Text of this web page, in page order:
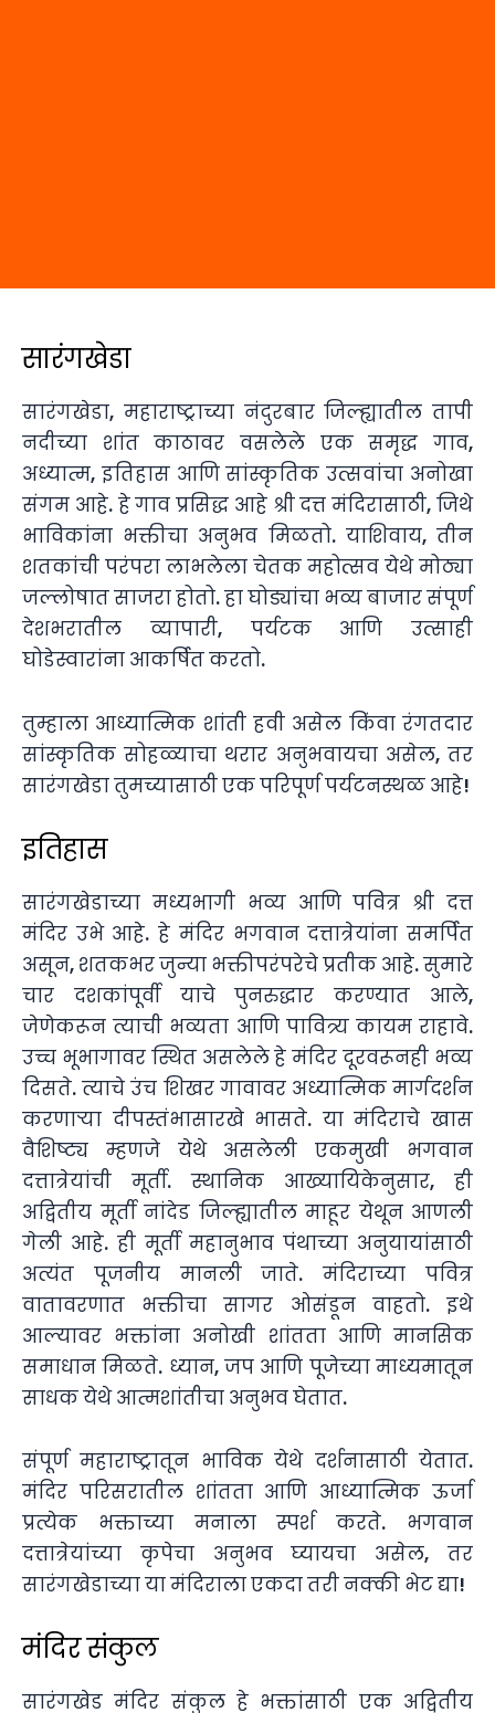
सारंगखेडा
सारंगखेडा, महाराष्ट्राच्या नंदुरबार जिल्ह्यातील तापी
नदीच्या शांत काठावर वसलेले एक समृद्ध गाव,
अध्यात्म, इतिहास आणि सांस्कृतिक उत्सवांचा अनोखा
संगम आहे. हे गाव प्रसिद्ध आहे श्री दत्त मंदिरासाठी, जिथे
भाविकांना भक्तीचा अनुभव मिळतो. याशिवाय, तीन
शतकांची परंपरा लाभलेला चेतक महोत्सव येथे मोठ्या
जल्लोषात साजरा होतो. हा घोड्यांचा भव्य बाजार संपूर्ण
देशभरातील व्यापारी, पर्यटक आणि उत्साही
घोडेस्वारांना आकर्षित करतो.
तुम्हाला आध्यात्मिक शांती हवी असेल किंवा रंगतदार
सांस्कृतिक सोहळ्याचा थरार अनुभवायचा असेल, तर
सारंगखेडा तुमच्यासाठी एक परिपूर्ण पर्यटनस्थळ आहे!
इतिहास
सारंगखेडाच्या मध्यभागी भव्य आणि पवित्र श्री दत्त
मंदिर उभे आहे. हे मंदिर भगवान दत्तात्रेयांना समर्पित
असून, शतकभर जुन्या भक्तीपरंपरेचे प्रतीक आहे. सुमारे
चार दशकांपूर्वी याचे पुनरुद्धार करण्यात आले,
जेणेकरून त्याची भव्यता आणि पावित्र्य कायम राहावे.
उच्च भूभागावर स्थित असलेले हे मंदिर दूरवरूनही भव्य
दिसते. त्याचे उंच शिखर गावावर अध्यात्मिक मार्गदर्शन
करणाऱ्या दीपस्तंभासारखे भासते. या मंदिराचे खास
वैशिष्ट्य म्हणजे येथे असलेली एकमुखी भगवान
दत्तात्रेयांची मूर्ती. स्थानिक आख्यायिकेनुसार, ही
अद्वितीय मूर्ती नांदेड जिल्ह्यातील माहूर येथून आणली
गेली आहे. ही मूर्ती महानुभाव पंथाच्या अनुयायांसाठी
अत्यंत पूजनीय मानली जाते. मंदिराच्या पवित्र
वातावरणात भक्तीचा सागर ओसंडून वाहतो. इथे
आल्यावर भक्तांना अनोखी शांतता आणि मानसिक
समाधान मिळते. ध्यान, जप आणि पूजेच्या माध्यमातून
साधक येथे आत्मशांतीचा अनुभव घेतात.
संपूर्ण महाराष्ट्रातून भाविक येथे दर्शनासाठी येतात.
मंदिर परिसरातील शांतता आणि आध्यात्मिक ऊर्जा
प्रत्येक भक्ताच्या मनाला स्पर्श करते. भगवान
दत्तात्रेयांच्या कृपेचा अनुभव घ्यायचा असेल, तर
सारंगखेडाच्या या मंदिराला एकदा तरी नक्की भेट द्या!
मंदिर संकुल
सारंगखेड मंदिर संकुल हे भक्तांसाठी एक अद्वितीय